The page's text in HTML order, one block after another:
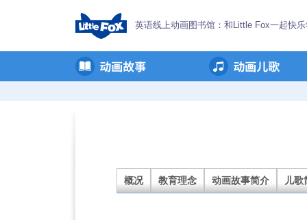
英语线上动画图书馆：和Little Fox一起快
概况 教育理念 动画故事简介 儿歌